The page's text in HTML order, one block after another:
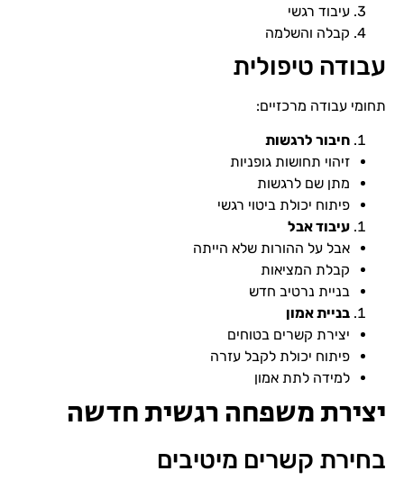
עיבוד רגשי
קבלה והשלמה
עבודה טיפולית
תחומי עבודה מרכזיים:
חיבור לרגשות
זיהוי תחושות גופניות
מתן שם לרגשות
פיתוח יכולת ביטוי רגשי
עיבוד אבל
אבל על ההורות שלא הייתה
קבלת המציאות
בניית נרטיב חדש
בניית אמון
יצירת קשרים בטוחים
פיתוח יכולת לקבל עזרה
למידה לתת אמון
יצירת משפחה רגשית חדשה
בחירת קשרים מיטיבים